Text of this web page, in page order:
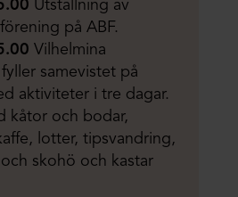
Utställning av
på ABF.
Vilhelmina
samevistet på
aktiviteter i tre dagar.
kåtor och bodar,
lotter, tipsvandring,
skohö och kastar